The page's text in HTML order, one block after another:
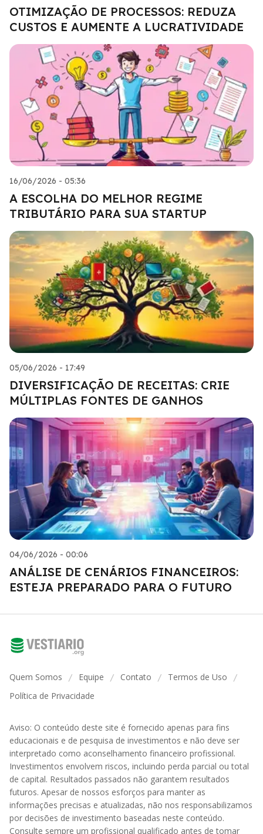
OTIMIZAÇÃO DE PROCESSOS: REDUZA
CUSTOS E AUMENTE A LUCRATIVIDADE
16/06/2026 - 05:36
A ESCOLHA DO MELHOR REGIME
TRIBUTÁRIO PARA SUA STARTUP
05/06/2026 - 17:49
DIVERSIFICAÇÃO DE RECEITAS: CRIE
MÚLTIPLAS FONTES DE GANHOS
04/06/2026 - 00:06
ANÁLISE DE CENÁRIOS FINANCEIROS:
ESTEJA PREPARADO PARA O FUTURO
Quem Somos / Equipe / Contato / Termos de Uso /
Política de Privacidade
Aviso: O conteúdo deste site é fornecido apenas para fins
educacionais e de pesquisa de investimentos e não deve ser
interpretado como aconselhamento financeiro profissional.
Investimentos envolvem riscos, incluindo perda parcial ou total
de capital. Resultados passados não garantem resultados
futuros. Apesar de nossos esforços para manter as
informações precisas e atualizadas, não nos responsabilizamos
por decisões de investimento baseadas neste conteúdo.
Consulte sempre um profissional qualificado antes de tomar